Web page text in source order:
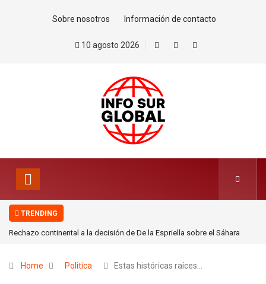
Sobre nosotros Información de contacto
10 agosto 2026
TRENDING
Rechazo continental a la decisión de De la Espriella sobre el Sáhara
Home Politica Estas históricas raíces…